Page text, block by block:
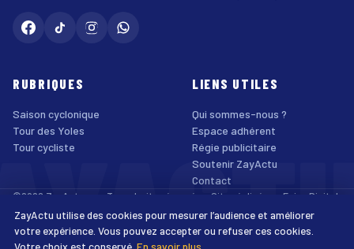
RUBRIQUES
Saison cyclonique
Tour des Yoles
Tour cycliste
LIENS UTILES
Qui sommes-nous ?
Espace adhérent
Régie publicitaire
Soutenir ZayActu
Contact
©2026 ZayActu.org. Tous droits réservés. · Site réalisé par Enjoy Digital
Agency
Mentions légales
Confidentialité Cookies Accessibilité
ZayActu utilise des cookies pour mesurer l’audience et améliorer
votre expérience. Vous pouvez accepter ou refuser ces cookies.
Votre choix est conservé. En savoir plus